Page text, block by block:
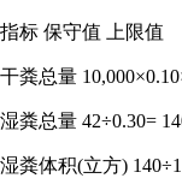
指标 保守值 上限值
干粪总量
湿粪总量 42÷0.30=
湿粪体积(立方)